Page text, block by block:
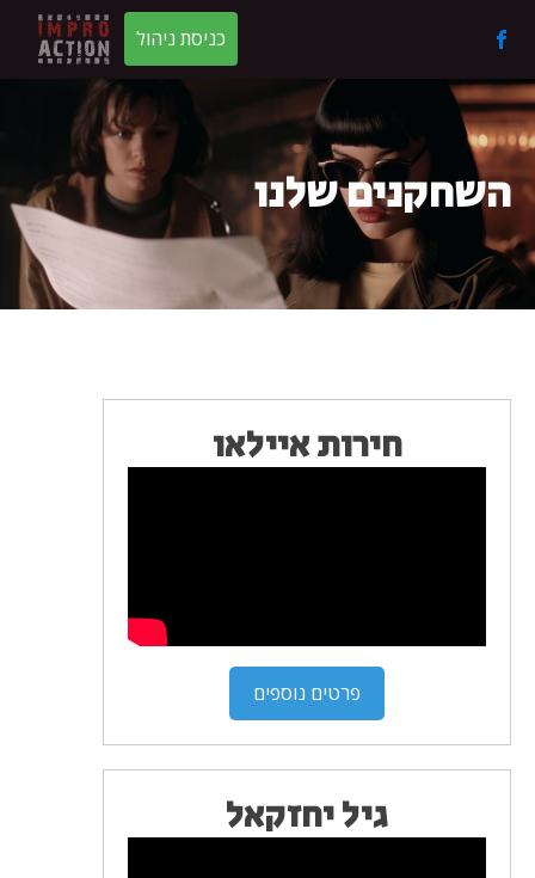
כניסת ניהול
השחקנים שלנו
חירות איילאו
פרטים נוספים
גיל יחזקאל